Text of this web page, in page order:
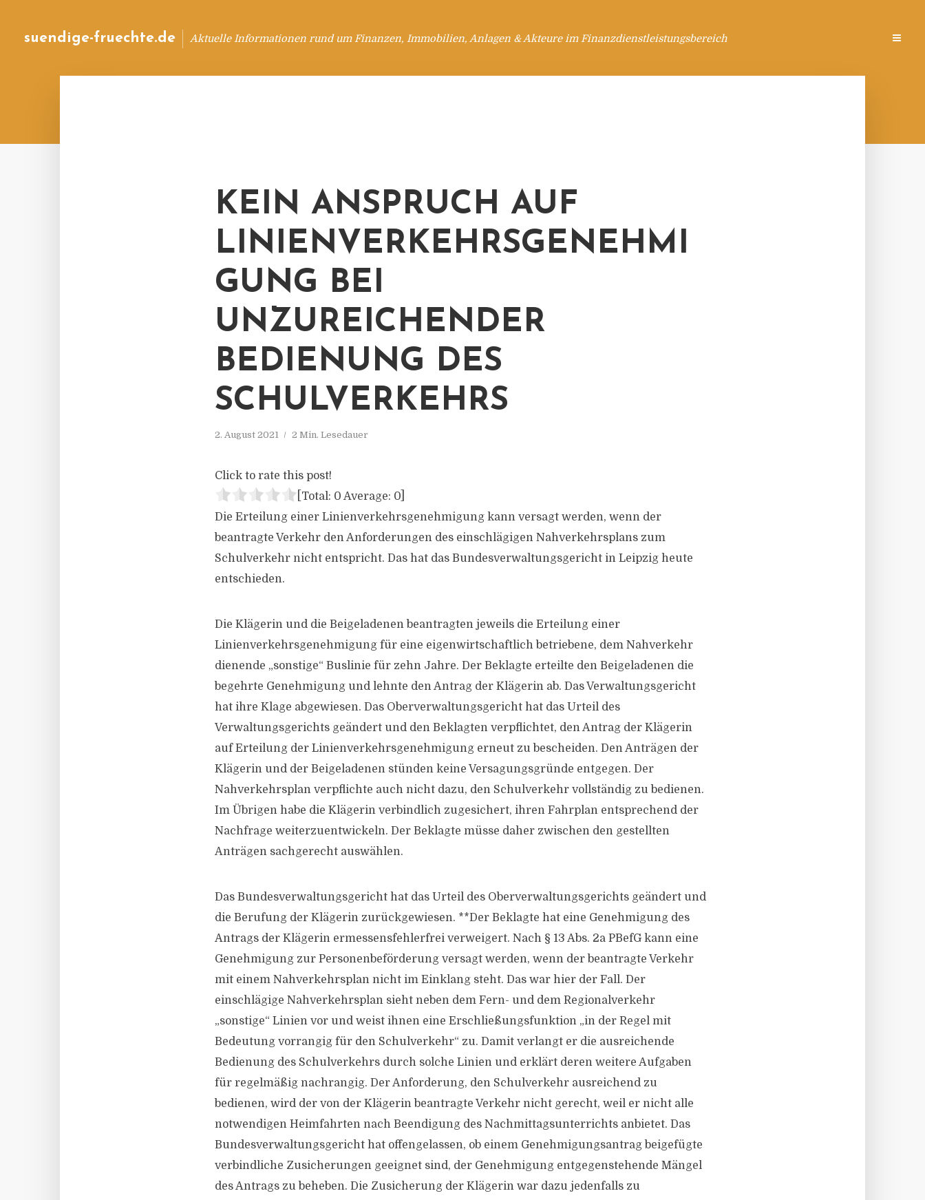
suendige-fruechte.de Aktuelle Informationen rund um Finanzen, Immobilien, Anlagen & Akteure im Finanzdienstleistungsbereich
KEIN ANSPRUCH AUF
LINIENVERKEHRSGENEHMI
GUNG BEI
UNZUREICHENDER
BEDIENUNG DES
SCHULVERKEHRS
2. August 2021 2 Min. Lesedauer
Click to rate this post!
[Total: 0 Average: 0
Die Erteilung einer Linienverkehrsgenehmigung kann versagt werden, wenn der
beantragte Verkehr den Anforderungen des einschlägigen Nahverkehrsplans zum
Schulverkehr nicht entspricht. Das hat das Bundesverwaltungsgericht in Leipzig heute
entschieden.
Die Klägerin und die Beigeladenen beantragten jeweils die Erteilung einer
Linienverkehrsgenehmigung für eine eigenwirtschaftlich betriebene, dem Nahverkehr
dienende „sonstige“ Buslinie für zehn Jahre. Der Beklagte erteilte den Beigeladenen die
begehrte Genehmigung und lehnte den Antrag der Klägerin ab. Das Verwaltungsgericht
hat ihre Klage abgewiesen. Das Oberverwaltungsgericht hat das Urteil des
Verwaltungsgerichts geändert und den Beklagten verpflichtet, den Antrag der Klägerin
auf Erteilung der Linienverkehrsgenehmigung erneut zu bescheiden. Den Anträgen der
Klägerin und der Beigeladenen stünden keine Versagungsgründe entgegen. Der
Nahverkehrsplan verpflichte auch nicht dazu, den Schulverkehr vollständig zu bedienen.
Im Übrigen habe die Klägerin verbindlich zugesichert, ihren Fahrplan entsprechend der
Nachfrage weiterzuentwickeln. Der Beklagte müsse daher zwischen den gestellten
Anträgen sachgerecht auswählen.
Das Bundesverwaltungsgericht hat das Urteil des Oberverwaltungsgerichts geändert und
die Berufung der Klägerin zurückgewiesen. **Der Beklagte hat eine Genehmigung des
Antrags der Klägerin ermessensfehlerfrei verweigert. Nach § 13 Abs. 2a PBefG kann eine
Genehmigung zur Personenbeförderung versagt werden, wenn der beantragte Verkehr
mit einem Nahverkehrsplan nicht im Einklang steht. Das war hier der Fall. Der
einschlägige Nahverkehrsplan sieht neben dem Fern- und dem Regionalverkehr
„sonstige“ Linien vor und weist ihnen eine Erschließungsfunktion „in der Regel mit
Bedeutung vorrangig für den Schulverkehr“ zu. Damit verlangt er die ausreichende
Bedienung des Schulverkehrs durch solche Linien und erklärt deren weitere Aufgaben
für regelmäßig nachrangig. Der Anforderung, den Schulverkehr ausreichend zu
bedienen, wird der von der Klägerin beantragte Verkehr nicht gerecht, weil er nicht alle
notwendigen Heimfahrten nach Beendigung des Nachmittagsunterrichts anbietet. Das
Bundesverwaltungsgericht hat offengelassen, ob einem Genehmigungsantrag beigefügte
verbindliche Zusicherungen geeignet sind, der Genehmigung entgegenstehende Mängel
des Antrags zu beheben. Die Zusicherung der Klägerin war dazu jedenfalls zu